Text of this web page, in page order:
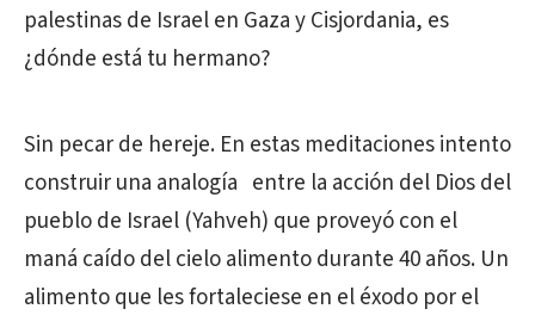
palestinas de Israel en Gaza y Cisjordania, es
¿dónde está tu hermano?
Sin pecar de hereje. En estas meditaciones intento
construir una analogía entre la acción del Dios del
pueblo de Israel (Yahveh) que proveyó con el
maná caído del cielo alimento durante 40 años. Un
alimento que les fortaleciese en el éxodo por el